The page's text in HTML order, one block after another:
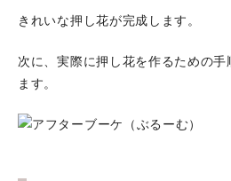
きれいな押し花が完成します。
次に、実際に押し花を作るための手
ます。